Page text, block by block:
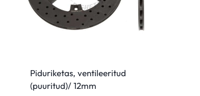
Piduriketas, ventileeritud
(puuritud)/ 12mm